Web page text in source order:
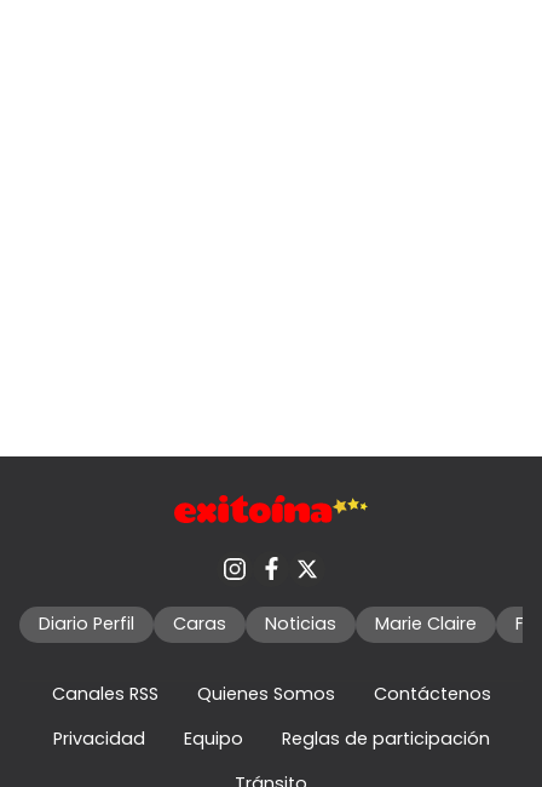
Diario Perfil Caras Noticias Marie Claire
Canales RSS Quienes Somos
Contáctenos
Privacidad
Equipo
Reglas de participación